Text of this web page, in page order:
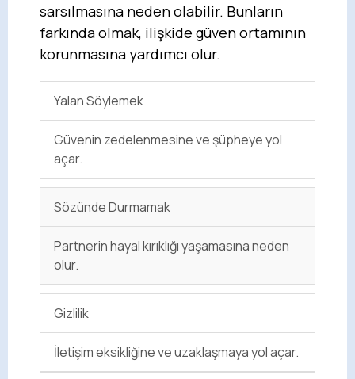
sarsılmasına neden olabilir. Bunların
farkında olmak, ilişkide güven ortamının
korunmasına yardımcı olur.
Yalan Söylemek
Güvenin zedelenmesine ve şüpheye yol
açar.
Sözünde Durmamak
Partnerin hayal kırıklığı yaşamasına neden
olur.
Gizlilik
İletişim eksikliğine ve uzaklaşmaya yol açar.